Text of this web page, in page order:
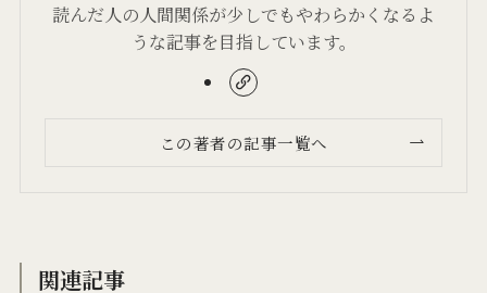
読んだ人の人間関係が少しでもやわらかくなるよ
うな記事を目指しています。
この著者の記事一覧へ
関連記事